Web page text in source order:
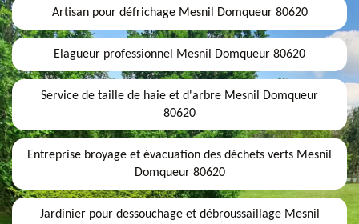
Artisan pour défrichage Mesnil Domqueur 80620
Elagueur professionnel Mesnil Domqueur 80620
Service de taille de haie et d'arbre Mesnil Domqueur
80620
Entreprise broyage et évacuation des déchets verts Mesnil
Domqueur 80620
Jardinier pour dessouchage et débroussaillage Mesnil